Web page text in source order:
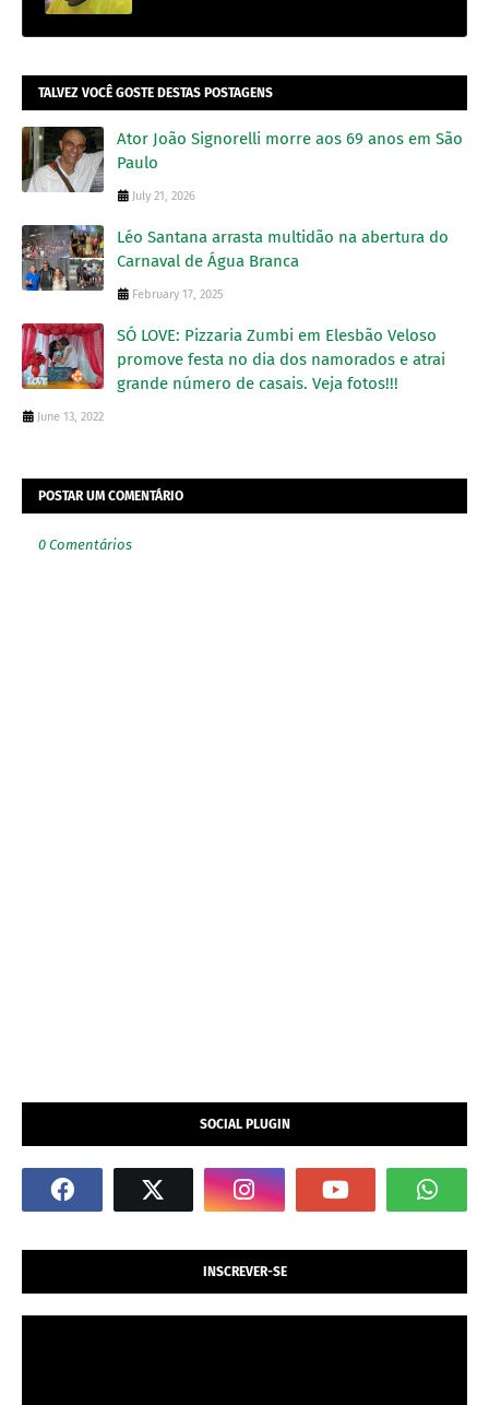
TALVEZ VOCÊ GOSTE DESTAS POSTAGENS
Ator João Signorelli morre aos 69 anos em São
Paulo
July 21, 2026
Léo Santana arrasta multidão na abertura do
Carnaval de Água Branca
February 17, 2025
SÓ LOVE: Pizzaria Zumbi em Elesbão Veloso
promove festa no dia dos namorados e atrai
grande número de casais. Veja fotos!!!
June 13, 2022
POSTAR UM COMENTÁRIO
0 Comentários
SOCIAL PLUGIN
INSCREVER-SE